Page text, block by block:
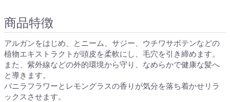
商品特徴
アルガンをはじめ、とニーム、サジー、ウチワサボテンなどの
植物エキストラクトが頭皮を柔軟にし、毛穴を引き締めます。
また、紫外線などの外的環境から守り、なめらかで健康な髪へ
と導きます。
バニラフラワーとレモングラスの香りが気分を落ち着かせリラ
ックスさせます。